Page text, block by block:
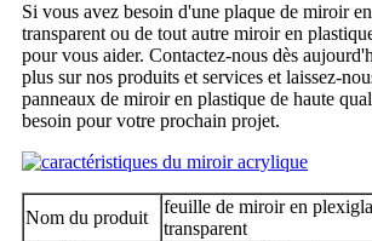
Si vous avez besoin d'une plaque de miroir
transparent ou de tout autre miroir en
pour vous aider. Contactez-nous dès
plus sur nos produits et services et laissez-
panneaux de miroir en plastique de haute
besoin pour votre prochain projet.
Nom du produit
feuille de miroir en
transparent